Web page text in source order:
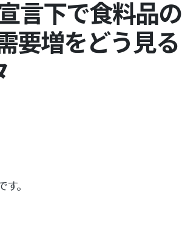
言下で食料品の
要増をどう見る
。